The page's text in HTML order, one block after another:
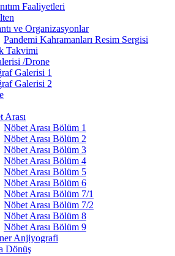
Faaliyetleri
ve Organizasyonlar
Pandemi Kahramanları Resim Sergisi
Takvimi
/Drone
Galerisi 1
Galerisi 2
Arası
Nöbet Arası Bölüm 1
Nöbet Arası Bölüm 2
Nöbet Arası Bölüm 3
Nöbet Arası Bölüm 4
Nöbet Arası Bölüm 5
Nöbet Arası Bölüm 6
Nöbet Arası Bölüm 7/1
Nöbet Arası Bölüm 7/2
Nöbet Arası Bölüm 8
Nöbet Arası Bölüm 9
Anjiyografi
Dönüş